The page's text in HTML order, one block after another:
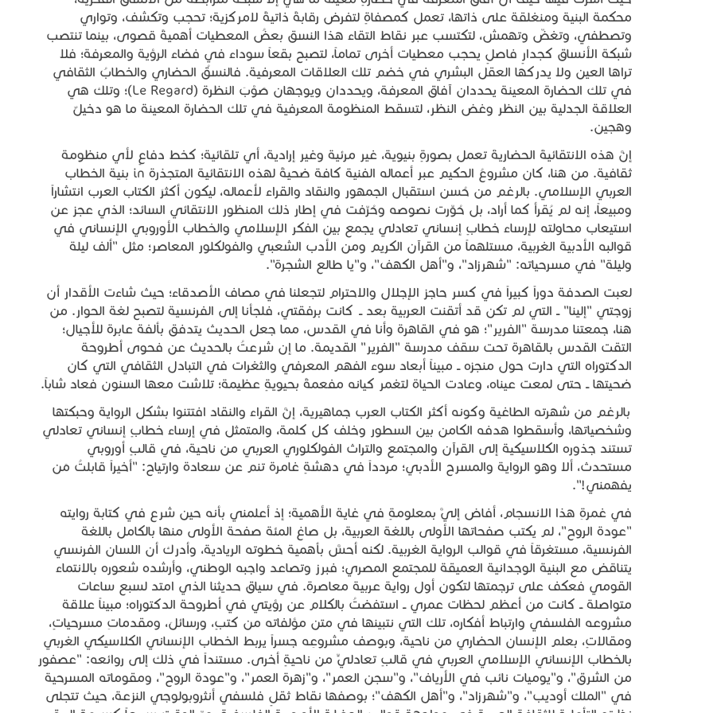
محكمة البنية ومنغلقة على ذاتها، تعمل كمصفاةٍ لتفرض رقابةً ذاتيةً لامركزية؛ تحجب وتكشف، وتواري
وتصطفي، وتغضّ وتهمش، لتكتسب عبر نقاط التقاء هذا النسق بعضُ المعطيات أهميةً قصوى، بينما تنتصب
شبكة الأنساق كجدارٍ فاصلٍ يحجب معطيات أخرى تماماً، لتصبح بقعاً سوداء في فضاء الرؤية والمعرفة؛ فلا
تراها العين ولا يدركها العقل البشري في خضم تلك العلاقات المعرفية. فالنسقُ الحضاري والخطابُ الثقافي
في تلك الحضارة المعينة يحددان آفاق المعرفة، ويحددان ويوجهان صَوْبَ النظرة (Le Regard)؛ وتلك هي
العلاقة الجدلية بين النظر وغض النظر، لتسقط المنظومة المعرفية في تلك الحضارة المعينة ما هو دخيلٌ
وهجين.
إنَّ هذه الانتقائيةَ الحضاريةَ تعمل بصورةٍ بنيوية، غير مرئية وغير إرادية، أي تلقائية؛ كخط دفاعٍ لأي منظومة
ثقافية. من هنا، كان مشروعُ الحكيم عبر أعماله الفنية كافة ضحيةً لهذه الانتقائية المتجذرة in بنية الخطاب
العربي الإسلامي. بالرغم من حُسن استقبال الجمهور والنقاد والقراء لأعماله، ليكون أكثرَ الكتاب العرب انتشاراً
ومبيعاً، إنه لم يُقرأ كما أراد، بل حُوِّرت نصوصه وحُرِّفت في إطار ذلك المنظور الانتقائي السائد؛ الذي عجز عن
استيعاب محاولته لإرساء خطابٍ إنساني تعادلي يجمع بين الفكر الإسلامي والخطاب الأوروبي الإنساني في
قوالبه الأدبية الغربية، مستلهماً من القرآن الكريم ومن الأدب الشعبي والفولكلور المعاصر؛ مثل "ألف ليلة
وليلة" في مسرحياته: "شهرزاد"، و"أهل الكهف"، و"يا طالع الشجرة".
لعبت الصدفة دوراً كبيراً في كسر حاجز الإجلال والاحترام لتجعلنا في مصاف الأصدقاء؛ حيث شاءت الأقدار أن
زوجتي "إلينا" ــ التي لم تكن قد أتقنت العربية بعد ــ كانت برفقتي، فلجأنا إلى الفرنسية لتصبح لغة الحوار. من
هنا، جمعتنا مدرسة "الفرير"؛ هو في القاهرة وأنا في القدس، مما جعل الحديث يتدفق بألفة عابرة للأجيال؛
التقت القدس بالقاهرة تحت سقف مدرسة "الفرير" القديمة. ما إن شرعتُ بالحديث عن فحوى أطروحة
الدكتوراه التي دارت حول منجزه ــ مبيناً أبعاد سوء الفهم المعرفي والثغرات في التبادل الثقافي التي كان
ضحيتها ــ حتى لمعت عيناه، وعادت الحياة لتغمر كيانه مفعمةً بحيويةٍ عظيمة؛ تلاشت معها السنون فعاد شاباً.
بالرغم من شهرته الطاغية وكونه أكثر الكتاب العرب جماهيرية، إنَّ القراء والنقاد افتتنوا بشكل الرواية وحبكتها
وشخصياتها، وأسقطوا هدفه الكامن بين السطور وخلف كل كلمة، والمتمثل في إرساء خطابٍ إنساني تعادلي
تستند جذوره الكلاسيكية إلى القرآن والمجتمع والتراث الفولكلوري العربي من ناحية، في قالبٍ أوروبي
مستحدث، ألا وهو الرواية والمسرح الأدبي؛ مردداً في دهشةٍ غامرة تنم عن سعادة وارتياح: "أخيراً قابلتُ مَن
يفهمني!".
في غمرةِ هذا الانسجام، أفاض إليَّ بمعلومةٍ في غاية الأهمية؛ إذ أعلمني بأنه حين شرع في كتابة روايته
"عودة الروح"، لم يكتب صفحاتها الأولى باللغة العربية، بل صاغ المئة صفحة الأولى منها بالكامل باللغة
الفرنسية، مستغرقاً في قوالب الرواية الغربية. لكنه أحسَّ بأهمية خطوته الريادية، وأدرك أن اللسان الفرنسي
يتناقض مع البنية الوجدانية العميقة للمجتمع المصري؛ فبرز وتصاعد واجبه الوطني، وأرشده شعوره بالانتماء
القومي فعكف على ترجمتها لتكون أول رواية عربية معاصرة. في سياق حديثنا الذي امتد لسبع ساعات
متواصلة ــ كانت من أعظم لحظات عمري ــ استفضتُ بالكلام عن رؤيتي في أطروحة الدكتوراه؛ مبيناً علاقة
مشروعه الفلسفي وارتباط أفكاره، تلك التي نتبينها في متن مؤلفاته من كتبٍ، ورسائلَ، ومقدماتِ مسرحياتٍ،
ومقالاتٍ، بعلم الإنسان الحضاري من ناحية، وبوصف مشروعِه جسراً يربط الخطاب الإنساني الكلاسيكي الغربي
بالخطاب الإنساني الإسلامي العربي في قالبٍ تعادليٍّ من ناحيةٍ أخرى. مستنداً في ذلك إلى روائعه: "عصفور
من الشرق"، و"يوميات نائب في الأرياف"، و"سجن العمر"، و"زهرة العمر"، و"عودة الروح"، ومقوماته المسرحية
في "الملك أوديب"، و"شهرزاد"، و"أهل الكهف"؛ بوصفها نقاط ثقلٍ فلسفي أنثروبولوجي النزعة، حيث تتجلى